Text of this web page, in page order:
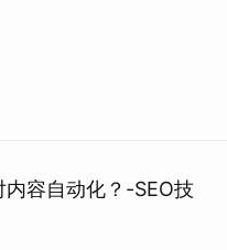
容自动化？-SEO技